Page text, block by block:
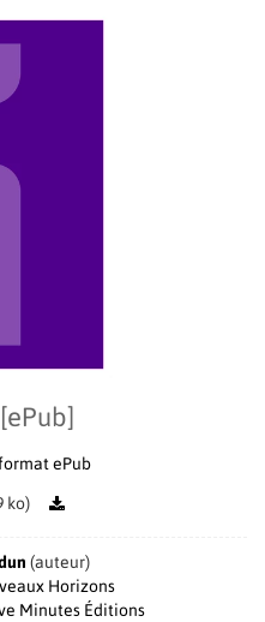
ePub
ko)
(auteur)
Horizons
Minutes Éditions